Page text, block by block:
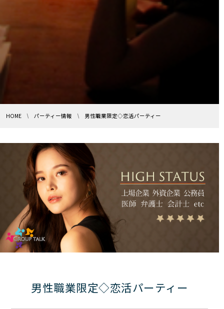
HOME パーティー情報 男性職業限定◇恋活パーティー
男性職業限定◇恋活パーティー